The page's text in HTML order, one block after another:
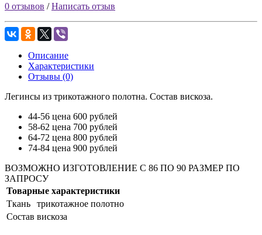
0 отзывов /Написать отзыв
Описание
Характеристики
Отзывы (0)
Легинсы из трикотажного полотна. Состав вискоза.
44-56 цена 600 рублей
58-62 цена 700 рублей
64-72 цена 800 рублей
74-84 цена 900 рублей
ВОЗМОЖНО ИЗГОТОВЛЕНИЕ С 86 ПО 90 РАЗМЕР ПО
ЗАПРОСУ
Товарные характеристики
Ткань
трикотажное полотно
Состав вискоза